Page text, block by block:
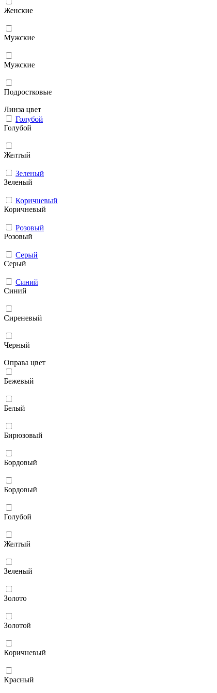
Женские
Мужcкие
Мужские
Подростковые
Линза цвет
Голубой
Голубой
Желтый
Зеленый
Зеленый
Коричневый
Коричневый
Розовый
Розовый
Серый
Серый
Синий
Синий
Сиреневый
Черный
Оправа цвет
Бежевый
Белый
Бирюзовый
Бордовый
Бордовый
Голубой
Желтый
Зеленый
Золото
Золотой
Коричневый
Красный